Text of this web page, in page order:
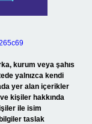
kurum veya şahıs
yalnızca kendi
yer alan içerikler
kişiler hakkında
ile isim
taslak